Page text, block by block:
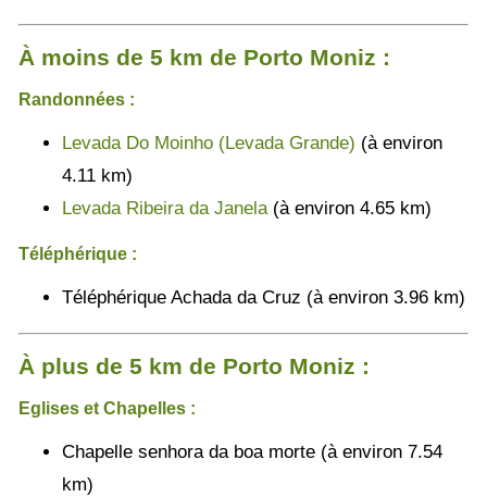
À moins de 5 km de Porto Moniz :
Randonnées :
Levada Do Moinho (Levada Grande) (à environ
4.11 km)
Levada Ribeira da Janela(à environ 4.65 km)
Téléphérique :
Téléphérique Achada da Cruz (à environ 3.96 km)
À plus de 5 km de Porto Moniz :
Eglises et Chapelles :
Chapelle senhora da boa morte (à environ 7.54
km)